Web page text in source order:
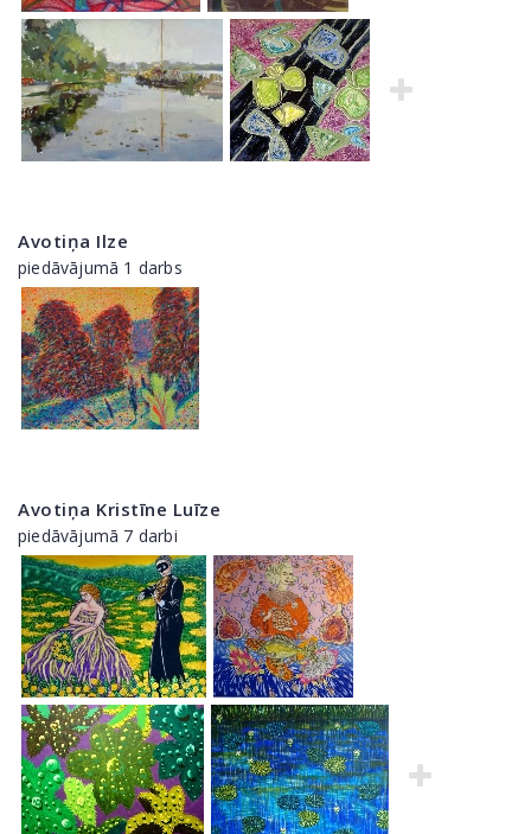
Avotiņa Ilze
piedāvājumā 1 darbs
Avotiņa Kristīne Luīze
piedāvājumā 7 darbi